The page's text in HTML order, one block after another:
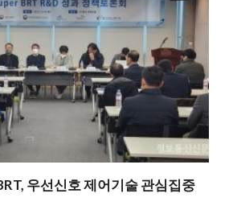
우선신호 제어기술 관심집중